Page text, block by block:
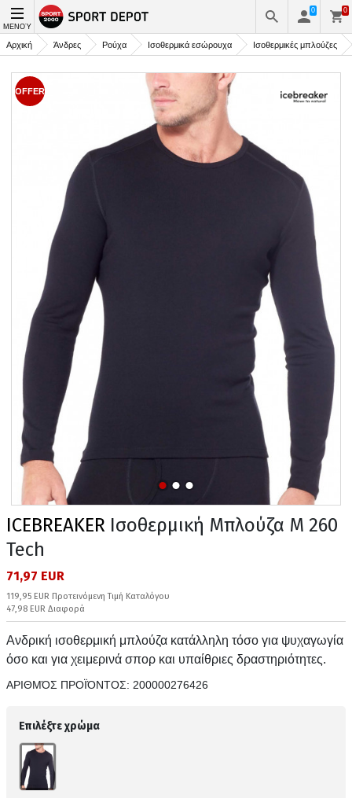
ΜΕΝΟΎ
0 0
Αρχική Άνδρες Ρούχα Ισοθερμικά εσώρουχα Ισοθερμικές μπλούζες
OFFER
ICEBREAKER Ισοθερμική Μπλούζα M 260
Tech
71,97 EUR
119,95 EUR Προτεινόμενη Τιμή Καταλόγου
47,98 EUR Διαφορά
Ανδρική ισοθερμική μπλούζα κατάλληλη τόσο για ψυχαγωγία
όσο και για χειμερινά σπορ και υπαίθριες δραστηριότητες.
ΑΡΙΘΜΌΣ ΠΡΟΪΌΝΤΟΣ: 200000276426
Επιλέξτε χρώμα